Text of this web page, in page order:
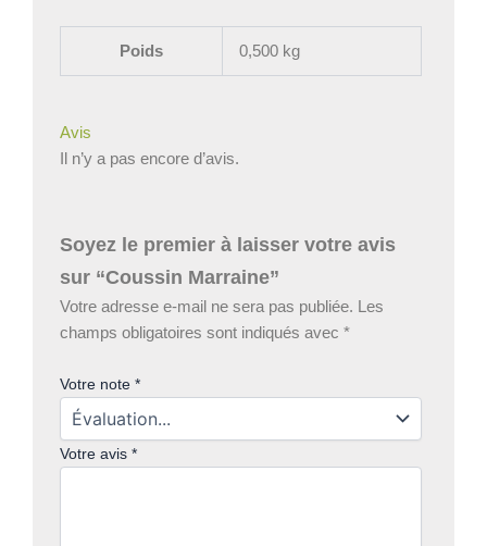
Poids 0,500 kg
Avis
Il n’y a pas encore d’avis.
Soyez le premier à laisser votre avis
sur “Coussin Marraine”
Votre adresse e-mail ne sera pas publiée.
Les
champs obligatoires sont indiqués avec *
Votre note *
Votre avis *